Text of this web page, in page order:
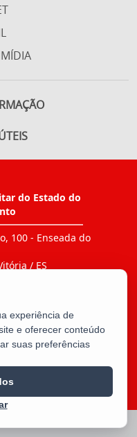
do Estado do
100 - Enseada do
/ ES
experiência de
e oferecer conteúdo
suas preferências